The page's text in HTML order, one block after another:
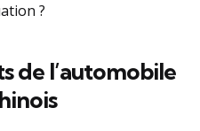
?
de l’automobile